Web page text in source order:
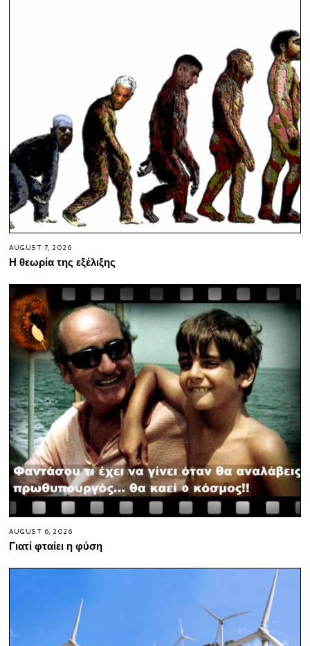
AUGUST 7, 2026
Η θεωρία της εξέλιξης
AUGUST 6, 2026
Γιατί φταίει η φύση